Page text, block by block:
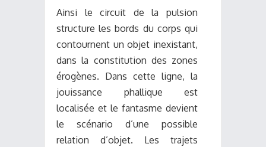
Ainsi le circuit de la pulsion
structure les bords du corps qui
contournent un objet inexistant,
dans la constitution des zones
érogènes. Dans cette ligne, la
jouissance phallique est
localisée et le fantasme devient
le scénario d’une possible
relation d’objet. Les trajets